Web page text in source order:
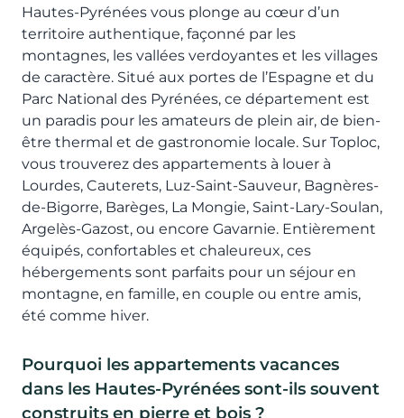
Hautes-Pyrénées vous plonge au cœur d’un
territoire authentique, façonné par les
montagnes, les vallées verdoyantes et les villages
de caractère. Situé aux portes de l’Espagne et du
Parc National des Pyrénées, ce département est
un paradis pour les amateurs de plein air, de bien-
être thermal et de gastronomie locale. Sur Toploc,
vous trouverez des appartements à louer à
Lourdes, Cauterets, Luz-Saint-Sauveur, Bagnères-
de-Bigorre, Barèges, La Mongie, Saint-Lary-Soulan,
Argelès-Gazost, ou encore Gavarnie. Entièrement
équipés, confortables et chaleureux, ces
hébergements sont parfaits pour un séjour en
montagne, en famille, en couple ou entre amis,
été comme hiver.
Pourquoi les appartements vacances
dans les Hautes-Pyrénées sont-ils souvent
construits en pierre et bois ?